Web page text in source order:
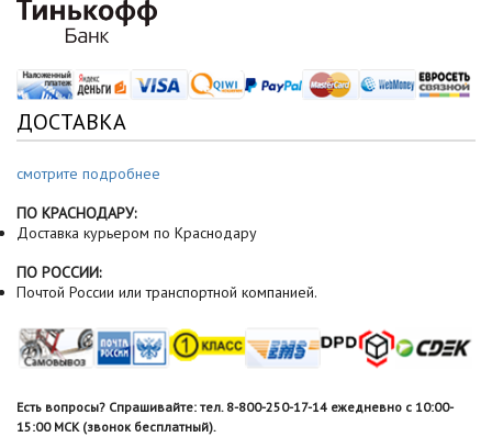
ДОСТАВКА
смотрите подробнее
ПО КРАСНОДАРУ:
Доставка курьером по Краснодару
ПО РОССИИ:
Почтой России или транспортной компанией.
Есть вопросы? Спрашивайте: тел. 8-800-250-17-14 ежедневно с 10:00-
15:00 МСК (звонок бесплатный).